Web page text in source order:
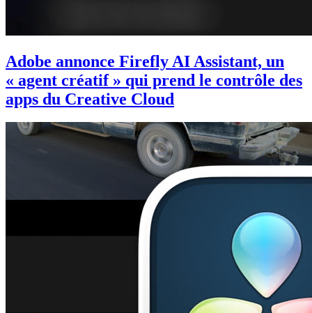
Adobe annonce Firefly AI Assistant, un
« agent créatif » qui prend le contrôle des
apps du Creative Cloud